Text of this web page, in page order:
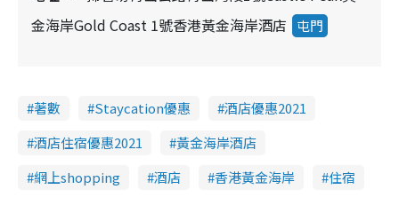
金海岸Gold Coast 1號香港黃金海岸酒店
屯門
著數 Staycation優惠
酒店優惠2021
酒店住宿優惠2021
黃金海岸酒店
網上shopping
酒店 香港黃金海岸 住宿